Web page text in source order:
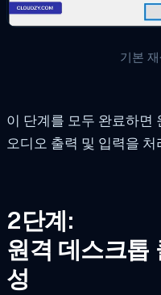
기본
이 단계를 모두 완료하면
오디오 출력 및 입력을
2단계:
원격 데스크톱
성